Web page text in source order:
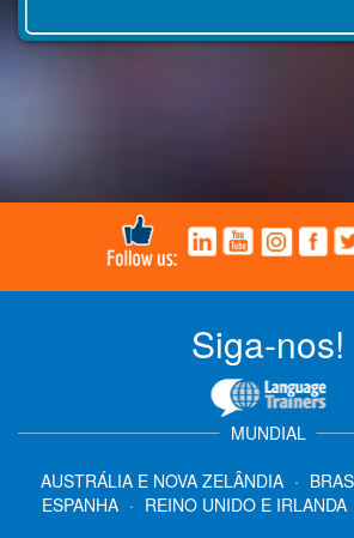
Siga-nos!
MUNDIAL
AUSTRÁLIA E NOVA ZELÂNDIA ·
ESPANHA · REINO UNIDO E IRLANDA